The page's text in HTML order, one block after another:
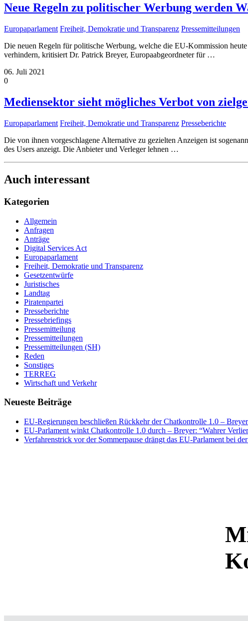
Neue Regeln zu politischer Werbung werden
Europaparlament Freiheit, Demokratie und Transparenz Pressemitteilungen
Die neuen Regeln für politische Werbung, welche die EU-Kommission
verhindern, kritisiert Dr. Patrick Breyer, Europaabgeordneter für …
06. Juli 2021
0
Mediensektor sieht mögliches Verbot von
Europaparlament Freiheit, Demokratie und Transparenz Presseberichte
Die von ihnen vorgeschlagene Alternative zu gezielten Anzeigen ist
des Users anzeigt. Die Anbieter und Verleger lehnen …
Auch interessant
Kategorien
Allgemein
Anfragen
Anträge
Digital Services Act
Europaparlament
Freiheit, Demokratie und Transparenz
Gesetzentwürfe
Juristisches
Landtag
Piratenpartei
Presseberichte
Pressebriefings
Pressemitteilung
Pressemitteilungen
Pressemitteilungen (SH)
Reden
Sonstiges
TERREG
Wirtschaft und Verkehr
Neueste Beiträge
EU-Regierungen beschließen Rückkehr der Chatkontrolle 1.0 –
EU-Parlament winkt Chatkontrolle 1.0 durch – Breyer: “Wahrer
Verfahrenstrick vor der Sommerpause drängt das EU-Parlament bei